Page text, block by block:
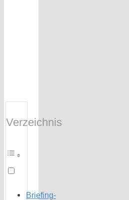
Verzeichnis
Briefing-